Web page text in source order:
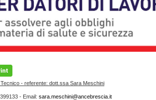
- referente: dott.ssa Sara Meschini
- Email: sara.meschini@ancebrescia.it